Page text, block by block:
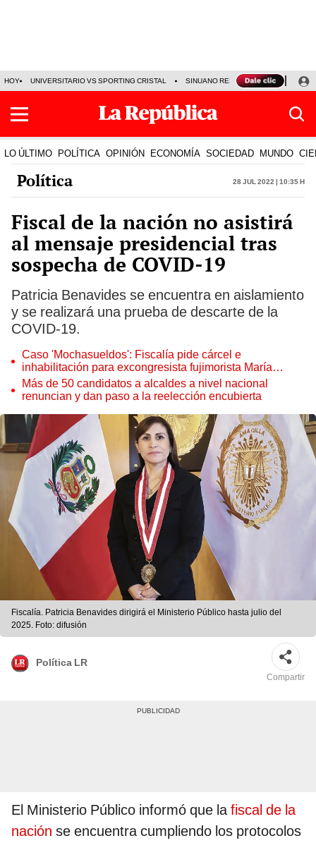
HOY UNIVERSITARIO VS SPORTING CRISTAL SINUANO RESULTADOS HOY
LO ÚLTIMO POLÍTICA OPINIÓN ECONOMÍA SOCIEDAD MUNDO
Política 28 Jul 2022 | 10:35 h
Fiscal de la nación no asistirá
al mensaje presidencial tras
sospecha de COVID-19
Patricia Benavides se encuentra en aislamiento
y se realizará una prueba de descarte de la
COVID-19.
Caso 'Mochasueldos': Fiscalía pide cárcel e
inhabilitación para excongresista fujimorista María
Cordero Jon Tay
Más de 50 candidatos a alcaldes a nivel nacional
renuncian y dan paso a la reelección encubierta
Fiscalía. Patricia Benavides dirigirá el Ministerio Público hasta julio del
2025. Foto: difusión
Política LR
Compartir
El Ministerio Público informó que lafiscal de la
nación se encuentra cumpliendo los protocolos